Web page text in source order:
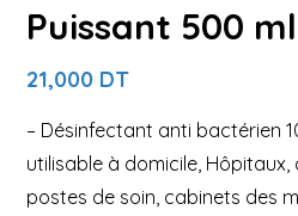
Puissant 500
21,000 DT
– Désinfectant anti bactérien
utilisable à domicile, Hôpitaux,
postes de soin, cabinets des